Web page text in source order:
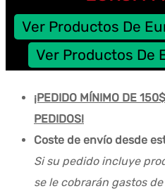
Ver Productos De
Ver Productos De
¡PEDIDO MÍNIMO DE
PEDIDOS!
Coste de envío desde
Si su pedido incluye
se le cobrarán gastos